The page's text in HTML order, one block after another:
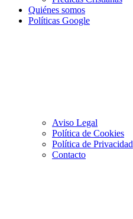
Quiénes somos
Políticas Google
Aviso Legal
Política de Cookies
Política de Privacidad
Contacto